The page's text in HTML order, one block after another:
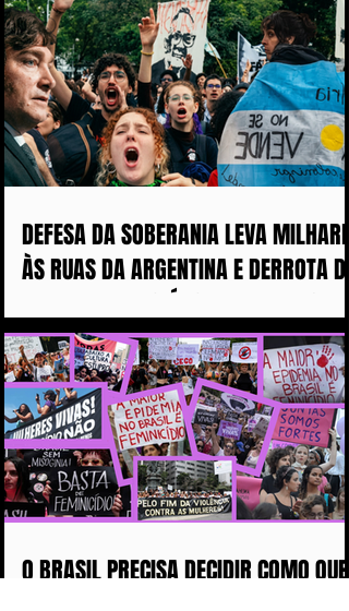
DEFESA DA SOBERANIA LEVA MILHARES
ÀS RUAS DA ARGENTINA E DERROTA DE
MILEI ABALA POLÍTICA IMPERIALISTA
DE TRUMP
O BRASIL PRECISA DECIDIR COMO QUER